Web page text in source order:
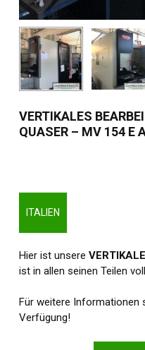
VERTIKALES
QUASER – MV 154 E
ITALIEN
Hier ist unsere
ist in allen seinen Teilen
Für weitere Informationen
Verfügung!